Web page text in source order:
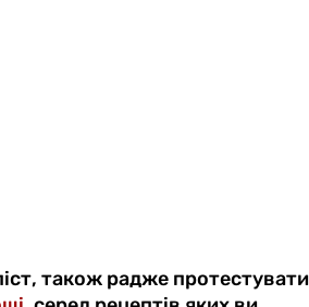
також радже протестувати